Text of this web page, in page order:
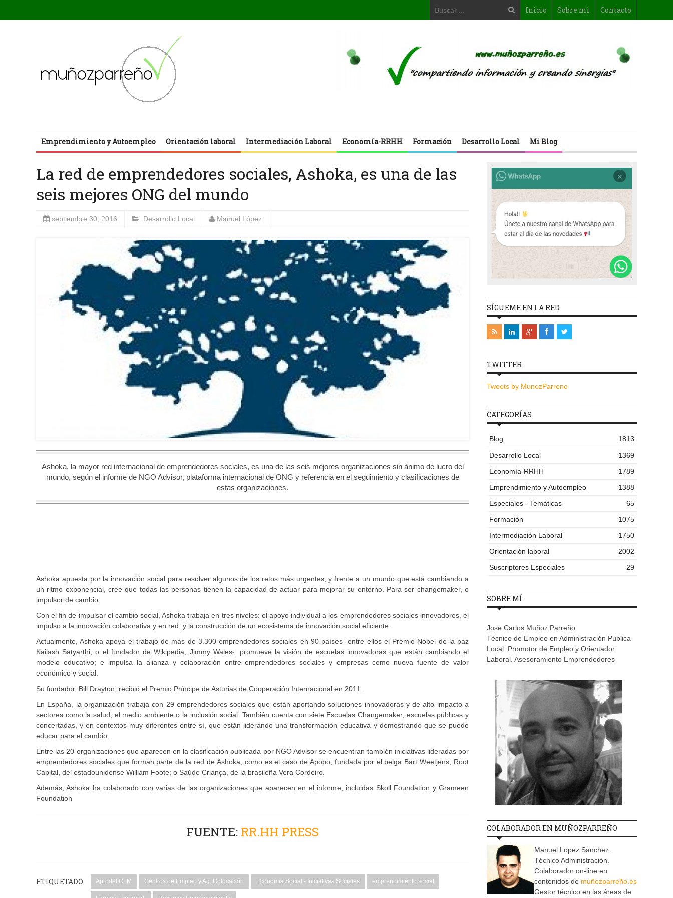
Inicio Sobre mi Contacto
Emprendimiento y Autoempleo Orientación laboral Intermediación Laboral Economía-RRHH Formación Desarrollo Local Mi Blog
La red de emprendedores sociales, Ashoka, es una de las
seis mejores ONG del mundo
septiembre 30, 2016 Desarrollo Local Manuel López
Ashoka, la mayor red internacional de emprendedores sociales, es una de las seis mejores organizaciones sin ánimo de lucro del
mundo, según el informe de NGO Advisor, plataforma internacional de ONG y referencia en el seguimiento y clasificaciones de
estas organizaciones.
Ashoka apuesta por la innovación social para resolver algunos de los retos más urgentes, y frente a un mundo que está cambiando a
un ritmo exponencial, cree que todas las personas tienen la capacidad de actuar para mejorar su entorno. Para ser changemaker, o
impulsor de cambio.
Con el fin de impulsar el cambio social, Ashoka trabaja en tres niveles: el apoyo individual a los emprendedores sociales innovadores, el
impulso a la innovación colaborativa y en red, y la construcción de un ecosistema de innovación social eficiente.
Actualmente, Ashoka apoya el trabajo de más de 3.300 emprendedores sociales en 90 países -entre ellos el Premio Nobel de la paz
Kailash Satyarthi, o el fundador de Wikipedia, Jimmy Wales-; promueve la visión de escuelas innovadoras que están cambiando el
modelo educativo; e impulsa la alianza y colaboración entre emprendedores sociales y empresas como nueva fuente de valor
económico y social.
Su fundador, Bill Drayton, recibió el Premio Príncipe de Asturias de Cooperación Internacional en 2011.
En España, la organización trabaja con 29 emprendedores sociales que están aportando soluciones innovadoras y de alto impacto a
sectores como la salud, el medio ambiente o la inclusión social. También cuenta con siete Escuelas Changemaker, escuelas públicas y
concertadas, y en contextos muy diferentes entre sí, que están liderando una transformación educativa y demostrando que se puede
educar para el cambio.
Entre las 20 organizaciones que aparecen en la clasificación publicada por NGO Advisor se encuentran también iniciativas lideradas por
emprendedores sociales que forman parte de la red de Ashoka, como es el caso de Apopo, fundada por el belga Bart Weetjens; Root
Capital, del estadounidense William Foote; o Saúde Criança, de la brasileña Vera Cordeiro.
Además, Ashoka ha colaborado con varias de las organizaciones que aparecen en el informe, incluidas Skoll Foundation y Grameen
Foundation
FUENTE: RR.HH PRESS
ETIQUETADO Aprodel CLM Centros de Empleo y Ag. Colocación Economía Social - Iniciativas Sociales emprendimiento social
SÍGUEME EN LA RED
TWITTER
Tweets by MunozParreno
CATEGORÍAS
Blog
1813
Desarrollo Local
1369
Economía-RRHH
1789
Emprendimiento y Autoempleo
1388
Especiales - Temáticas
65
Formación
1075
Intermediación Laboral
1750
Orientación laboral
2002
Suscriptores Especiales
29
SOBRE MÍ
Jose Carlos Muñoz Parreño
Técnico de Empleo en Administración Pública
Local. Promotor de Empleo y Orientador
Laboral. Asesoramiento Emprendedores
COLABORADOR EN MUÑOZPARREÑO
Manuel Lopez Sanchez.
Técnico Administración.
Colaborador on-line en
contenidos de muñozparreño.es
Gestor técnico en las áreas de